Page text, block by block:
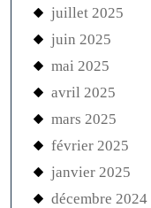
juillet 2025
juin 2025
mai 2025
avril 2025
mars 2025
février 2025
janvier 2025
décembre 2024